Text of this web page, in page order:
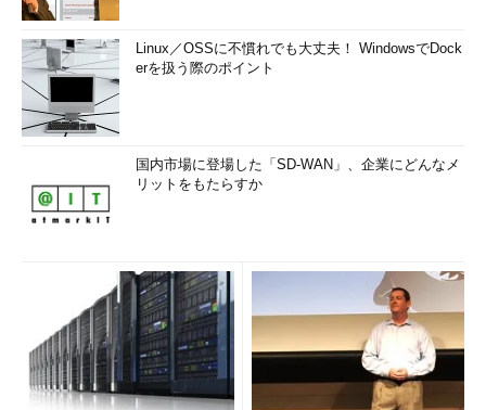
Linux／OSSに不慣れでも大丈夫！ WindowsでDock
erを扱う際のポイント
国内市場に登場した「SD-WAN」、企業にどんなメ
リットをもたらすか